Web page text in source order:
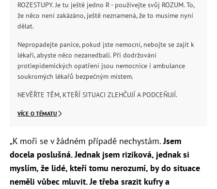
ROZESTUPY. Je tu ještě jedno R - používejte svůj ROZUM. To,
že něco není zakázáno, ještě neznamená, že to musíme nyní
dělat.
Nepropadejte panice, pokud jste nemocní, nebojte se zajít k
lékaři, abyste něco nezanedbali. Při dodržování
protiepidemických opatření jsou nemocnice i ambulance
soukromých lékařů bezpečným místem.
NEVĚŘTE TĚM, KTEŘÍ SITUACI ZLEHČUJÍ A PODCEŇUJÍ.
VÍCE O TÉMATU
„K moři se v žádném případě nechystám.Jsem
docela poslušná. Jednak jsem riziková, jednak si
myslím, že lidé, kteří tomu nerozumí, by do situace
neměli vůbec mluvit. Je třeba srazit kufry a